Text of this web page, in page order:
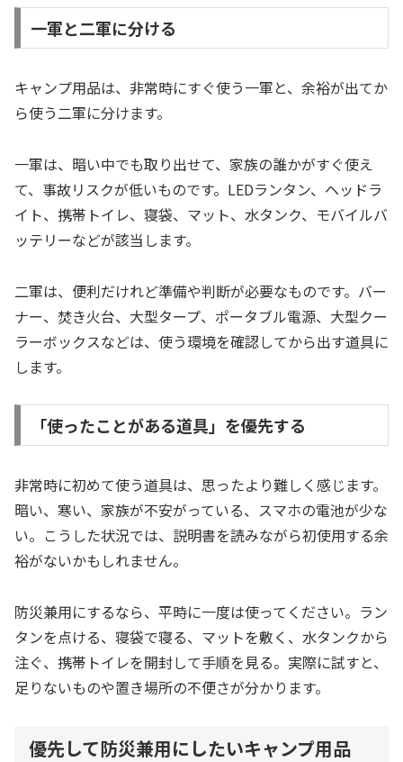
一軍と二軍に分ける
キャンプ用品は、非常時にすぐ使う一軍と、余裕が出てか
ら使う二軍に分けます。
一軍は、暗い中でも取り出せて、家族の誰かがすぐ使え
て、事故リスクが低いものです。LEDランタン、ヘッドラ
イト、携帯トイレ、寝袋、マット、水タンク、モバイルバ
ッテリーなどが該当します。
二軍は、便利だけれど準備や判断が必要なものです。バー
ナー、焚き火台、大型タープ、ポータブル電源、大型クー
ラーボックスなどは、使う環境を確認してから出す道具に
します。
「使ったことがある道具」を優先する
非常時に初めて使う道具は、思ったより難しく感じます。
暗い、寒い、家族が不安がっている、スマホの電池が少な
い。こうした状況では、説明書を読みながら初使用する余
裕がないかもしれません。
防災兼用にするなら、平時に一度は使ってください。ラン
タンを点ける、寝袋で寝る、マットを敷く、水タンクから
注ぐ、携帯トイレを開封して手順を見る。実際に試すと、
足りないものや置き場所の不便さが分かります。
優先して防災兼用にしたいキャンプ用品